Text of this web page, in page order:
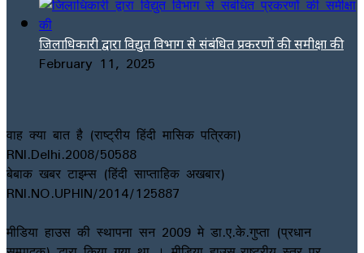
जिलाधिकारी द्वारा विद्युत विभाग से संबंधित प्रकरणों की समीक्षा की
February 11, 2025
वाह क्या बात है (राष्ट्रीय हिंदी मासिक पत्रिका)
RNI.Delhi.2008/50588
बेबाक खबर टाइम्स (हिंदी साप्ताहिक अखबार)
RNI.NO.UPHIN/2014/125887
मीडिया हाउस की स्थापना सन 2009 मे डा.ए.के.गुप्ता (प्रधान